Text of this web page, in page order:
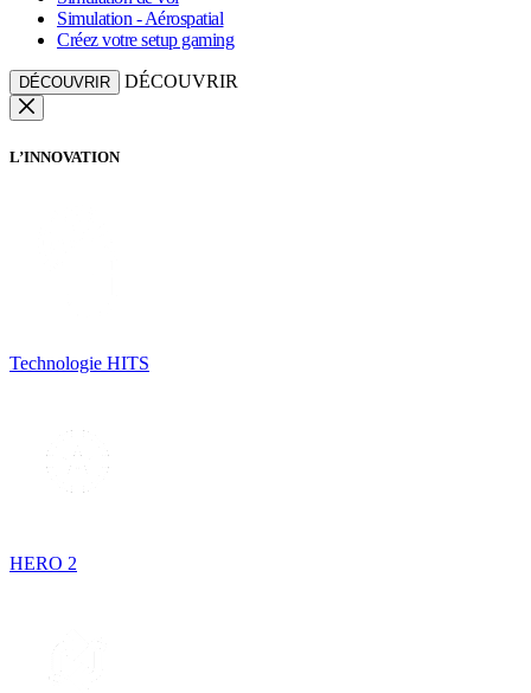
Simulation - Aérospatial
Créez votre setup gaming
DÉCOUVRIR DÉCOUVRIR
L’INNOVATION
Technologie HITS
HERO 2